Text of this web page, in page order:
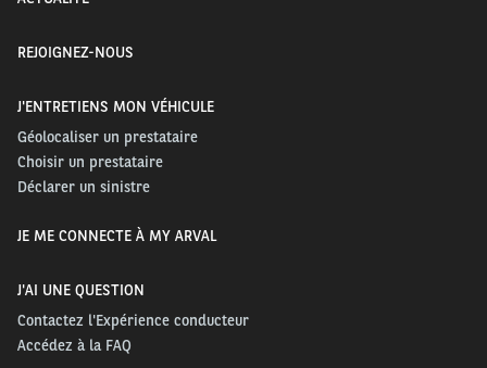
REJOIGNEZ-NOUS
J'ENTRETIENS MON VÉHICULE
Géolocaliser un prestataire
Choisir un prestataire
Déclarer un sinistre
JE ME CONNECTE À MY ARVAL
J'AI UNE QUESTION
Contactez l'Expérience conducteur
Accédez à la FAQ